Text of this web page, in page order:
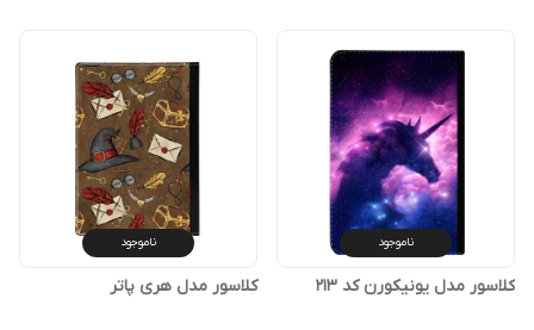
ناموجود
کلاسور مدل یونیکورن کد 213
ناموجود
کلاسور مدل هری پاتر